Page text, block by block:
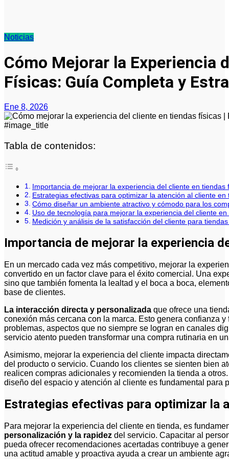
Noticias
Cómo Mejorar la Experiencia
Físicas: Guía Completa y
Ene 8, 2026
#image_title
Tabla de contenidos:
Importancia de mejorar la experiencia del cliente en tiendas
Estrategias efectivas para optimizar la atención al cliente en
Cómo diseñar un ambiente atractivo y cómodo para los
Uso de tecnología para mejorar la experiencia del cliente
Medición y análisis de la satisfacción del cliente para
Importancia de mejorar la experiencia
En un mercado cada vez más competitivo, mejorar la experiencia del cliente en tiendas físicas se ha
convertido en un factor clave para el éxito comercial. Una
sino que también fomenta la lealtad y el boca a boca,
base de clientes.
La interacción directa y personalizada que ofrece una
conexión más cercana con la marca. Esto genera confianza
problemas, aspectos que no siempre se logran en canales
servicio atento pueden transformar una compra rutinaria en
Asimismo, mejorar la experiencia del cliente impacta
del producto o servicio. Cuando los clientes se sienten bien
realicen compras adicionales y recomienden la tienda a
diseño del espacio y atención al cliente es fundamental para
Estrategias efectivas para optimizar la
Para mejorar la experiencia del cliente en tienda, es
personalización y la rapidez del servicio. Capacitar al
pueda ofrecer recomendaciones acertadas contribuye a
una actitud amable y proactiva ayuda a crear un ambiente